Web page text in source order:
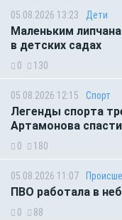
05.08.2026 13:23 Дети
Маленьким
в детских садах
0 130
05.08.2026 12:15 Спорт
Легенды спорта
Артамонова
0 180
05.08.2026 11:07
ПВО работала в
0 88